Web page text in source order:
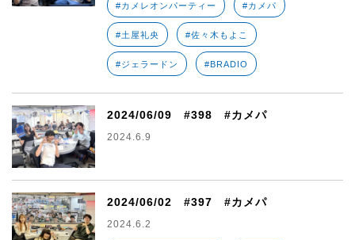
#カメレオンパーティー #カメパ
#土屋礼央 #佐々木もよこ
#ジェラードン #BRADIO
2024/06/09 #398 #カメパ
2024.6.9
2024/06/02 #397 #カメパ
2024.6.2